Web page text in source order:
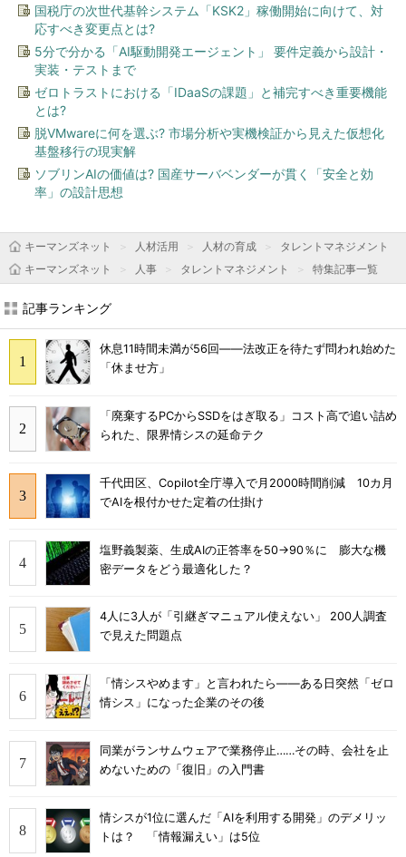
国税庁の次世代基幹システム「KSK2」稼働開始に向けて、対
応すべき変更点とは?
5分で分かる「AI駆動開発エージェント」 要件定義から設計・
実装・テストまで
ゼロトラストにおける「IDaaSの課題」と補完すべき重要機能
とは?
脱VMwareに何を選ぶ? 市場分析や実機検証から見えた仮想化
基盤移行の現実解
ソブリンAIの価値は? 国産サーバベンダーが貫く「安全と効
率」の設計思想
キーマンズネット 人材活用 人材の育成
タレントマネジメント
キーマンズネット
人事 タレントマネジメント 特集記事一覧
記事ランキング
休息11時間未満が56回――法改正を待たず問われ始めた
「休ませ方」
「廃棄するPCからSSDをはぎ取る」コスト高で追い詰め
られた、限界情シスの延命テク
千代田区、Copilot全庁導入で月2000時間削減 10カ月
でAIを根付かせた定着の仕掛け
塩野義製薬、生成AIの正答率を50→90％に 膨大な機
密データをどう最適化した？
4人に3人が「引継ぎマニュアル使えない」 200人調査
で見えた問題点
「情シスやめます」と言われたら――ある日突然「ゼロ
情シス」になった企業のその後
同業がランサムウェアで業務停止……その時、会社を止
めないための「復旧」の入門書
情シスが1位に選んだ「AIを利用する開発」のデメリッ
トは？ 「情報漏えい」は5位